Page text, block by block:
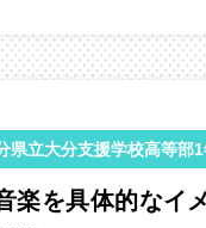
県立大分支援学校高等部
楽を具体的なイ